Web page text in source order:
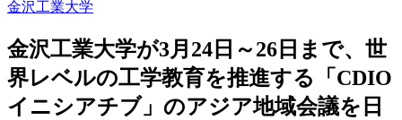
金沢工業大学
金沢工業大学が3月24日～26日まで、世
界レベルの工学教育を推進する「CDIO
イニシアチブ」のアジア地域会議を日